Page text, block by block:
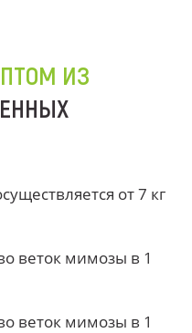
ИЗ
от 7 кг
веток мимозы в 1
веток мимозы в 1